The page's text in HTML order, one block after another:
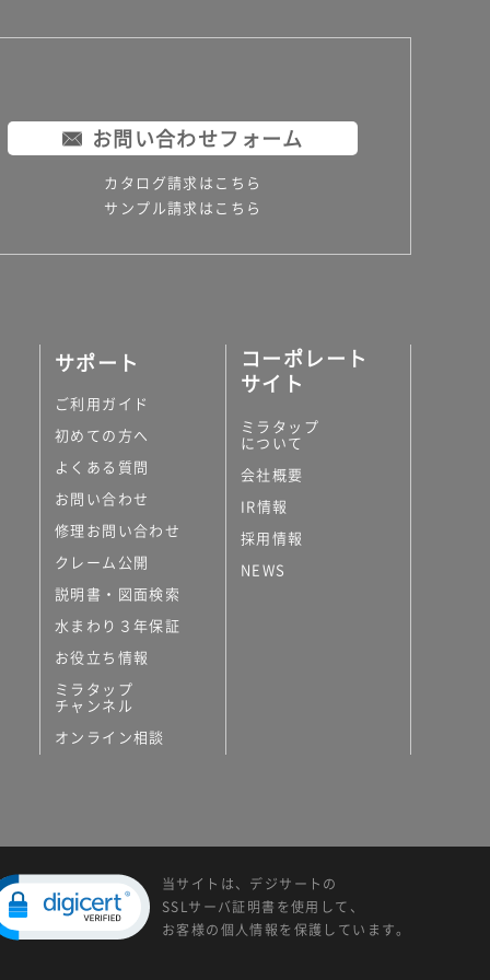
お問い合わせフォーム
カタログ請求はこちら
サンプル請求はこちら
サポート
ご利用ガイド
初めての方へ
よくある質問
お問い合わせ
修理お問い合わせ
クレーム公開
説明書・図面検索
水まわり３年保証
お役立ち情報
ミラタップ
チャンネル
オンライン相談
コーポレート
サイト
ミラタップ
について
会社概要
IR情報
採用情報
NEWS
当サイトは、デジサートの
SSLサーバ証明書を使用して、
お客様の個人情報を保護しています。